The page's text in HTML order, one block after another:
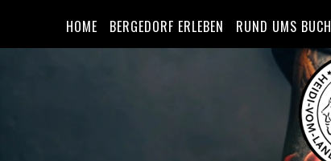
HOME BERGEDORF ERLEBEN RUND UMS BUCH